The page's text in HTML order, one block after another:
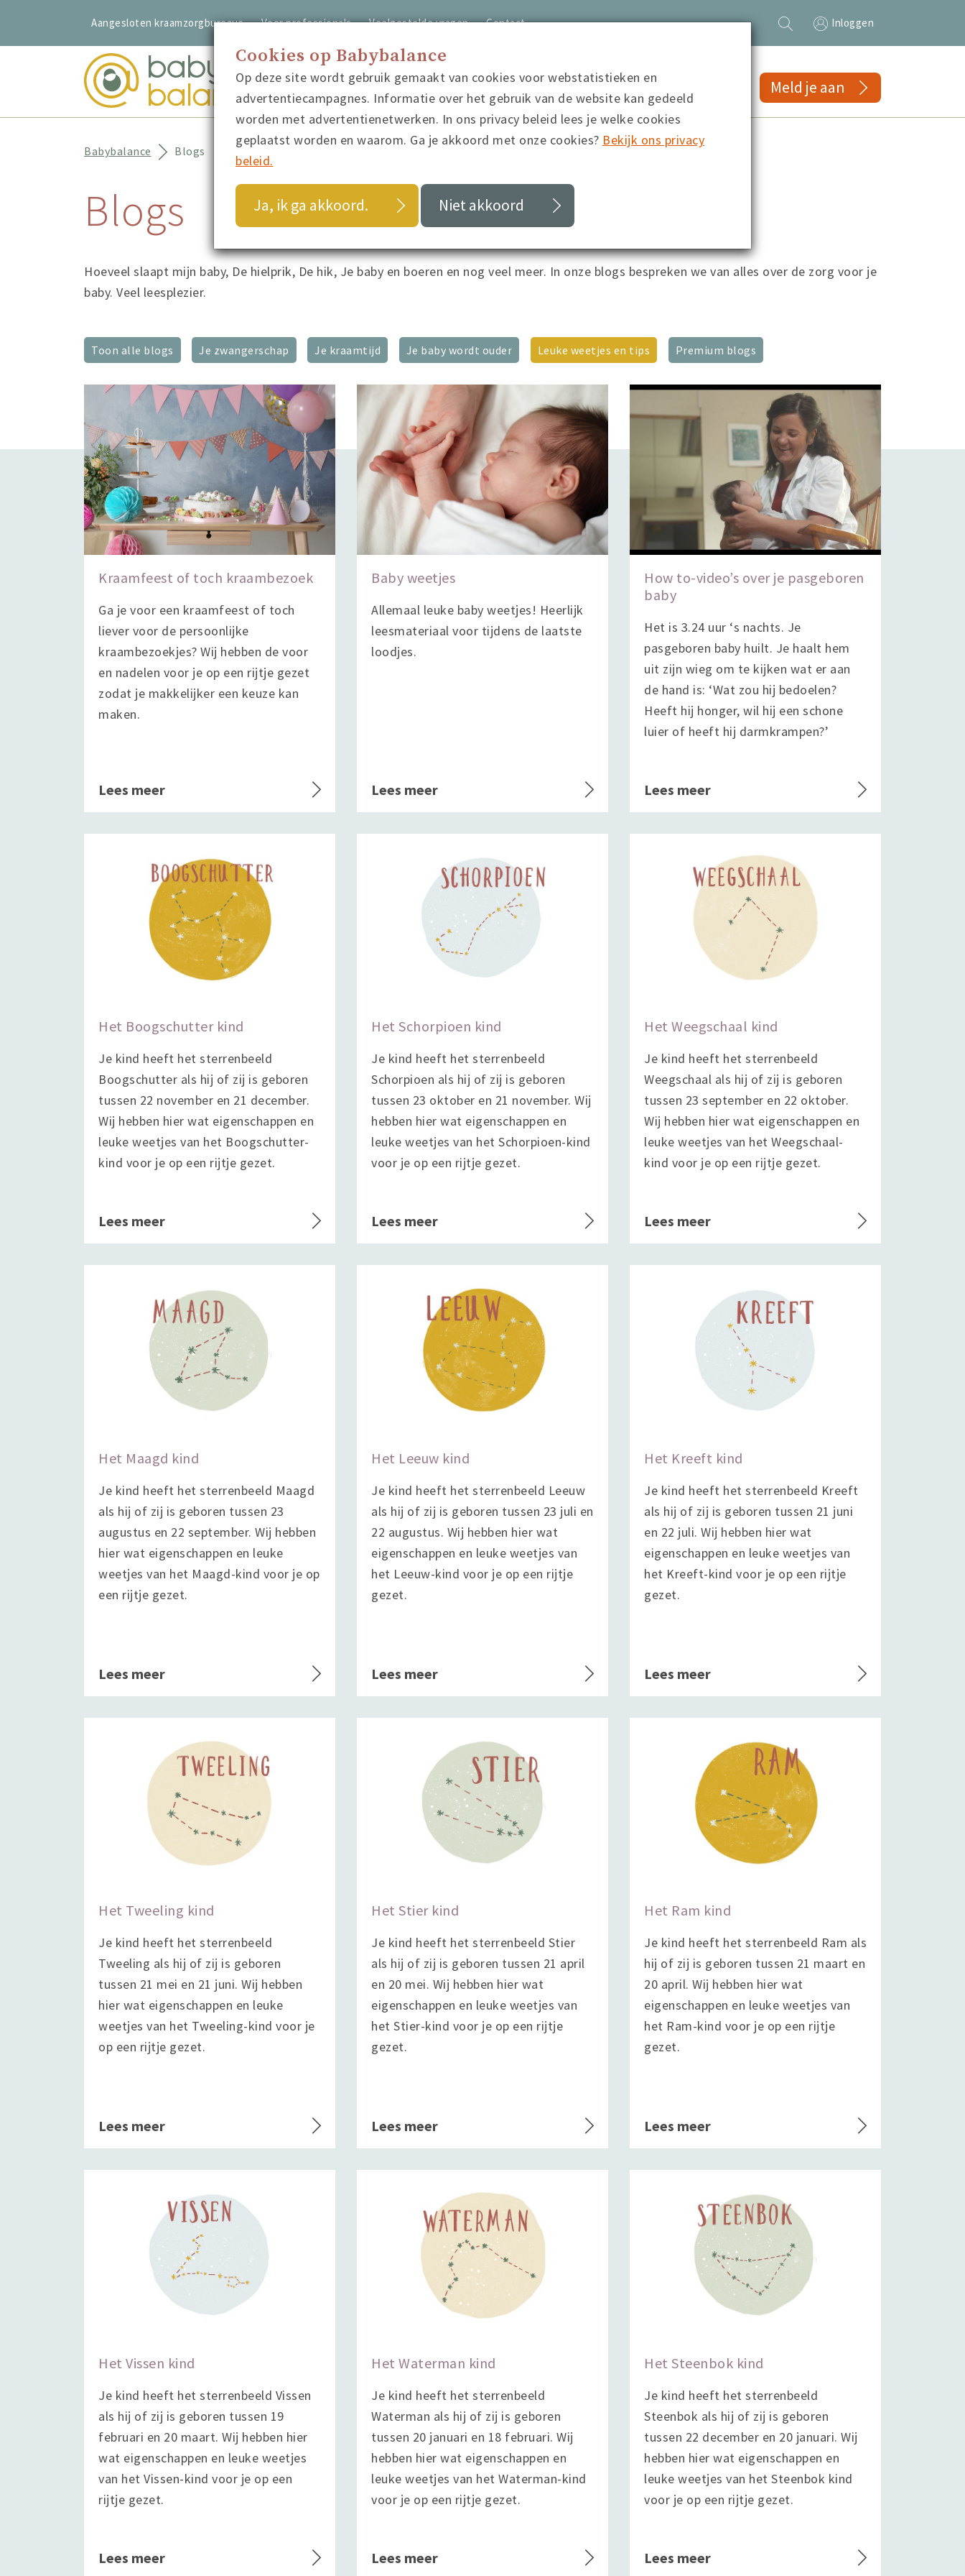
Aangesloten kraamzorgbureaus Voor professionals Veelgestelde vragen Contact Inloggen
home video's quiz blogs Meld je aan
Babybalance Blogs
Blogs
Hoeveel slaapt mijn baby, De hielprik, De hik, Je baby en boeren en nog veel meer. In onze blogs bespreken we van alles over de zorg voor je
baby. Veel leesplezier.
Toon alle blogs Je zwangerschap Je kraamtijd Je baby wordt ouder Leuke weetjes en tips Premium blogs
Kraamfeest of toch kraambezoek
Ga je voor een kraamfeest of toch
liever voor de persoonlijke
kraambezoekjes? Wij hebben de voor
en nadelen voor je op een rijtje gezet
zodat je makkelijker een keuze kan
maken.
Lees meer
Baby weetjes
Allemaal leuke baby weetjes! Heerlijk
leesmateriaal voor tijdens de laatste
loodjes.
Lees meer
How to-video’s over je pasgeboren
baby
Het is 3.24 uur ‘s nachts. Je
pasgeboren baby huilt. Je haalt hem
uit zijn wieg om te kijken wat er aan
de hand is: ‘Wat zou hij bedoelen?
Heeft hij honger, wil hij een schone
luier of heeft hij darmkrampen?’
Lees meer
Het Boogschutter kind
Je kind heeft het sterrenbeeld
Boogschutter als hij of zij is geboren
tussen 22 november en 21 december.
Wij hebben hier wat eigenschappen en
leuke weetjes van het Boogschutter-
kind voor je op een rijtje gezet.
Lees meer
Het Schorpioen kind
Je kind heeft het sterrenbeeld
Schorpioen als hij of zij is geboren
tussen 23 oktober en 21 november. Wij
hebben hier wat eigenschappen en
leuke weetjes van het Schorpioen-kind
voor je op een rijtje gezet.
Lees meer
Het Weegschaal kind
Je kind heeft het sterrenbeeld
Weegschaal als hij of zij is geboren
tussen 23 september en 22 oktober.
Wij hebben hier wat eigenschappen en
leuke weetjes van het Weegschaal-
kind voor je op een rijtje gezet.
Lees meer
Het Maagd kind
Je kind heeft het sterrenbeeld Maagd
als hij of zij is geboren tussen 23
augustus en 22 september. Wij hebben
hier wat eigenschappen en leuke
weetjes van het Maagd-kind voor je op
een rijtje gezet.
Lees meer
Het Leeuw kind
Je kind heeft het sterrenbeeld Leeuw
als hij of zij is geboren tussen 23 juli en
22 augustus. Wij hebben hier wat
eigenschappen en leuke weetjes van
het Leeuw-kind voor je op een rijtje
gezet.
Lees meer
Het Kreeft kind
Je kind heeft het sterrenbeeld Kreeft
als hij of zij is geboren tussen 21 juni
en 22 juli. Wij hebben hier wat
eigenschappen en leuke weetjes van
het Kreeft-kind voor je op een rijtje
gezet.
Lees meer
Het Tweeling kind
Je kind heeft het sterrenbeeld
Tweeling als hij of zij is geboren
tussen 21 mei en 21 juni. Wij hebben
hier wat eigenschappen en leuke
weetjes van het Tweeling-kind voor je
op een rijtje gezet.
Lees meer
Het Stier kind
Je kind heeft het sterrenbeeld Stier
als hij of zij is geboren tussen 21 april
en 20 mei. Wij hebben hier wat
eigenschappen en leuke weetjes van
het Stier-kind voor je op een rijtje
gezet.
Lees meer
Het Ram kind
Je kind heeft het sterrenbeeld Ram als
hij of zij is geboren tussen 21 maart en
20 april. Wij hebben hier wat
eigenschappen en leuke weetjes van
het Ram-kind voor je op een rijtje
gezet.
Lees meer
Het Vissen kind
Je kind heeft het sterrenbeeld Vissen
als hij of zij is geboren tussen 19
februari en 20 maart. Wij hebben hier
wat eigenschappen en leuke weetjes
van het Vissen-kind voor je op een
rijtje gezet.
Lees meer
Het Waterman kind
Je kind heeft het sterrenbeeld
Waterman als hij of zij is geboren
tussen 20 januari en 18 februari. Wij
hebben hier wat eigenschappen en
leuke weetjes van het Waterman-kind
voor je op een rijtje gezet.
Lees meer
Het Steenbok kind
Je kind heeft het sterrenbeeld
Steenbok als hij of zij is geboren
tussen 22 december en 20 januari. Wij
hebben hier wat eigenschappen en
leuke weetjes van het Steenbok kind
voor je op een rijtje gezet.
Lees meer
Cookies op Babybalance
Op deze site wordt gebruik gemaakt van cookies voor webstatistieken en
advertentiecampagnes. Informatie over het gebruik van de website kan gedeeld
worden met advertentienetwerken. In ons privacy beleid lees je welke cookies
geplaatst worden en waarom. Ga je akkoord met onze cookies? Bekijk ons privacy
beleid.
Ja, ik ga akkoord. Niet akkoord